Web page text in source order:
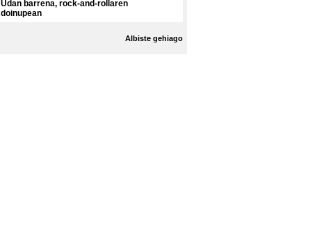
Udan barrena, rock-and-rollaren
doinupean
Albiste gehiago